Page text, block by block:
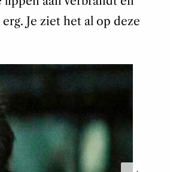
Je ziet het al op deze